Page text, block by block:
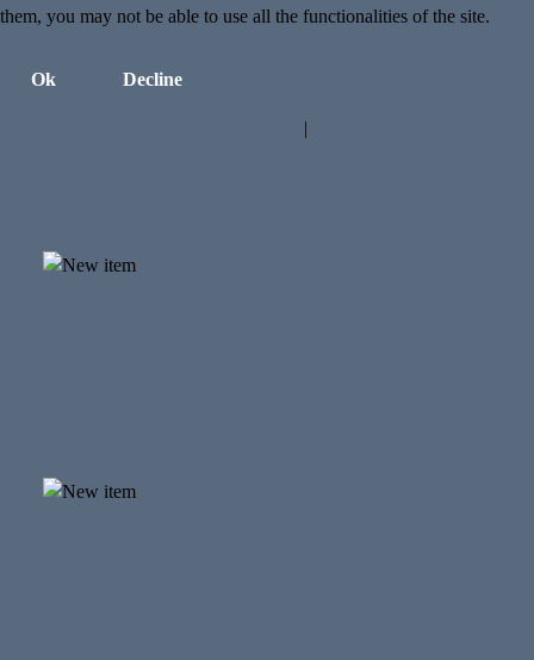
them, you may not be able to use all the functionalities of the site.
Ok Decline
|